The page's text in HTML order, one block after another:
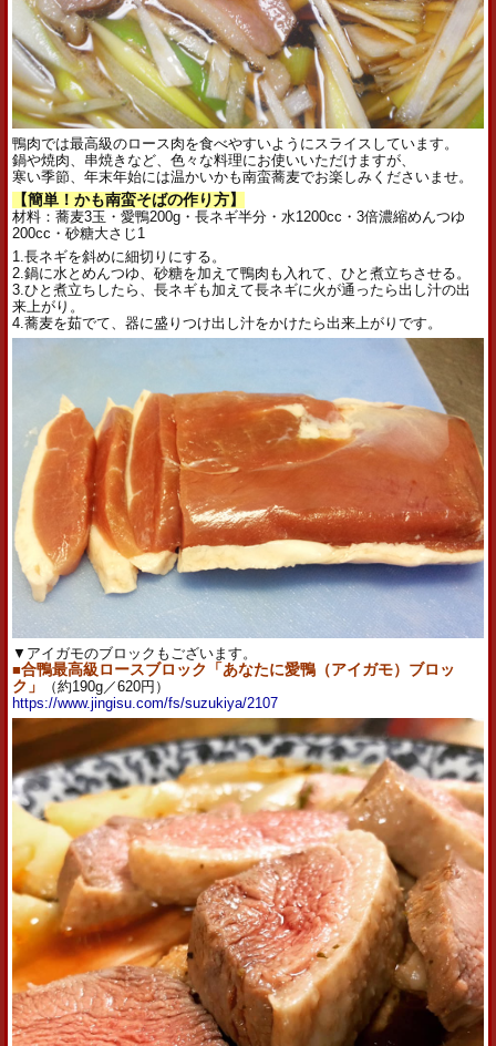
鴨肉では最高級のロース肉を食べやすいようにスライスしています。
鍋や焼肉、串焼きなど、色々な料理にお使いいただけますが、
寒い季節、年末年始には温かいかも南蛮蕎麦でお楽しみくださいませ。
【簡単！かも南蛮そばの作り方】
材料：蕎麦3玉・愛鴨200g・長ネギ半分・水1200cc・3倍濃縮めんつゆ
200cc・砂糖大さじ1
1.長ネギを斜めに細切りにする。
2.鍋に水とめんつゆ、砂糖を加えて鴨肉も入れて、ひと煮立ちさせる。
3.ひと煮立ちしたら、長ネギも加えて長ネギに火が通ったら出し汁の出
来上がり。
4.蕎麦を茹でて、器に盛りつけ出し汁をかけたら出来上がりです。
▼アイガモのブロックもございます。
■合鴨最高級ロースブロック「あなたに愛鴨（アイガモ）ブロッ
ク」
（約190g／620円）
https://www.jingisu.com/fs/suzukiya/2107